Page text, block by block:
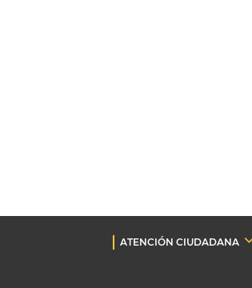
ATENCIÓN CIUDADANA